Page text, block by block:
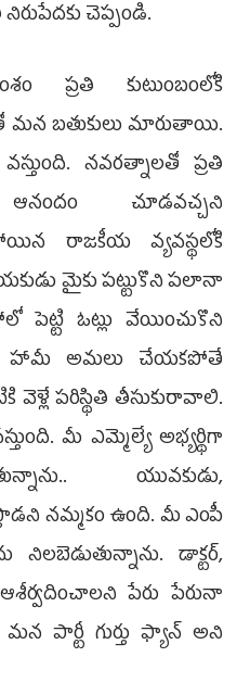
చెప్పండి.
ప్రతి కుటుంబంలోకి
మన బతుకులు మారుతాయి.
నవరత్నాలతో ప్రతి
చూడవచ్చని
రాజకీయ వ్యవస్థలోకి
మైకు పట్టుకొని పలానా
పెట్టి ఓట్లు వేయించుకొని
హామీ అమలు చేయకపోతే
పరిస్థితి తీసుకురావాలి.
మీ ఎమ్మెల్యే అభ్యర్థిగా
యువకుడు,
నమ్మకం ఉంది. మీ ఎంపీ
నిలబెడుతున్నాను. డాక్టర్,
పేరు పేరునా
మన పార్టీ గుర్తు ఫ్యాన్‌ అని